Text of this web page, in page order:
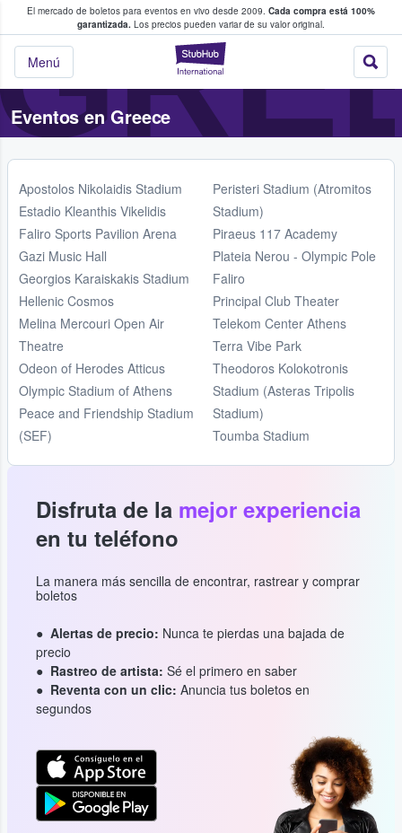
El mercado de boletos para eventos en vivo desde 2009. Cada compra está 100%
garantizada. Los precios pueden variar de su valor original.
StubHub: donde
Menú
fans compran y venden boletos
Eventos en Greece
Apostolos Nikolaidis Stadium
Estadio Kleanthis Vikelidis
Faliro Sports Pavilion Arena
Gazi Music Hall
Georgios Karaiskakis Stadium
Hellenic Cosmos
Melina Mercouri Open Air
Theatre
Odeon of Herodes Atticus
Olympic Stadium of Athens
Peace and Friendship Stadium
(SEF)
Peristeri Stadium (Atromitos
Stadium)
Piraeus 117 Academy
Plateia Nerou - Olympic Pole
Faliro
Principal Club Theater
Telekom Center Athens
Terra Vibe Park
Theodoros Kolokotronis
Stadium (Asteras Tripolis
Stadium)
Toumba Stadium
Disfruta de la mejor experiencia
en tu teléfono
La manera más sencilla de encontrar, rastrear y comprar
boletos
Alertas de precio: Nunca te pierdas una bajada de
precio
Rastreo de artista: Sé el primero en saber
Reventa con un clic: Anuncia tus boletos en
segundos